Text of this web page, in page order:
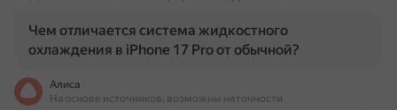
Чем отличается система жидкостного
охлаждения в iPhone 17 Pro от обычной?
Алиса
На основе источников, возможны неточности